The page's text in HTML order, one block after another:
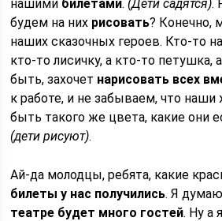
нашими билетами. (Дети садятся).
будем на них рисовать? Конечно,
наших сказочных героев. Кто-то
кто-то лисичку, а кто-то петушка,
быть, захочет нарисовать всех
к работе, и не забываем, что
быть такого же цвета, какие они
(дети рисуют).
Ай-да молодцы, ребята, какие
билеты у нас получились. Я
театре будет много гостей. Ну а